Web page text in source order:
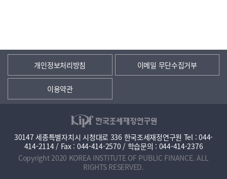
개인정보처리방침 이메일 무단수집거부
이용약관
30147 세종특별자치시 시청대로 336 한국조세재정연구원 Tel : 044-
414-2114 / Fax : 044-414-2570 / 학습문의 : 044-414-2376
Copyright 2020 KOREA INSTITUTE OF PUBLIC FINANCE. ALL
RIGHTS RESERVED.